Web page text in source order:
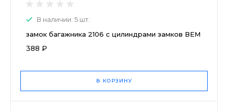
В наличии: 5 шт.
замок багажника 2106 с цилиндрами замков ВЕМ
388 ₽
В КОРЗИНУ